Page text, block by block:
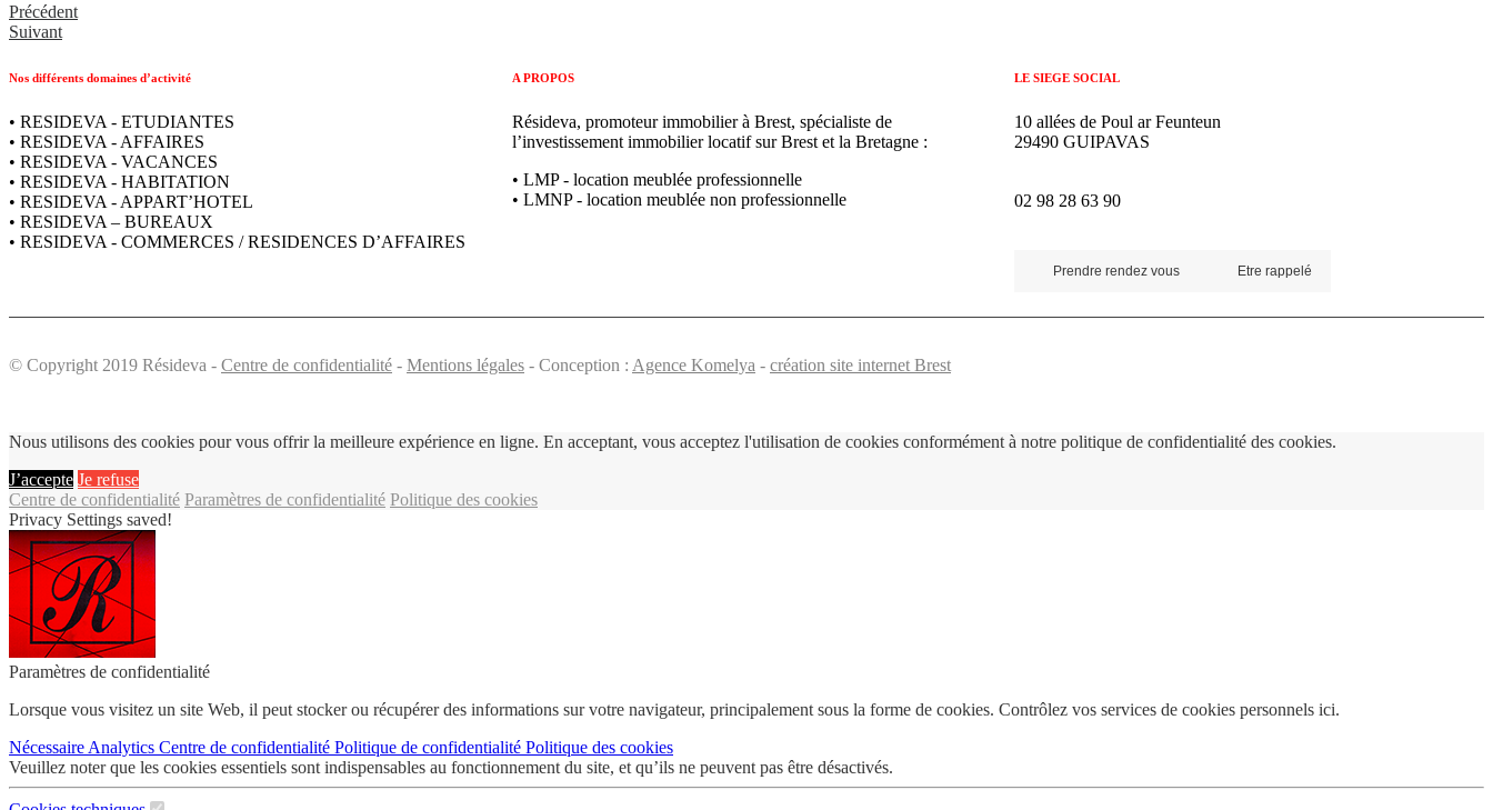
Précédent
Suivant
Nos différents domaines d’activité
• RESIDEVA - ETUDIANTES
• RESIDEVA - AFFAIRES
• RESIDEVA - VACANCES
• RESIDEVA - HABITATION
• RESIDEVA - APPART’HOTEL
• RESIDEVA – BUREAUX
• RESIDEVA - COMMERCES / RESIDENCES D’AFFAIRES
A PROPOS
Résideva, promoteur immobilier à Brest, spécialiste de
l’investissement immobilier locatif sur Brest et la Bretagne :
• LMP - location meublée professionnelle
• LMNP - location meublée non professionnelle
LE SIEGE SOCIAL
10 allées de Poul ar Feunteun
29490 GUIPAVAS
02 98 28 63 90
Prendre rendez vous Etre rappelé
© Copyright 2019 Résideva - Centre de confidentialité - Mentions légales - Conception : Agence Komelya - création site internet Brest
Nous utilisons des cookies pour vous offrir la meilleure expérience en ligne. En acceptant, vous acceptez l'utilisation de cookies conformément à notre politique de confidentialité des cookies.
J’accepte Je refuse
Centre de confidentialité Paramètres de confidentialité Politique des cookies
Privacy Settings saved!
Paramètres de confidentialité
Lorsque vous visitez un site Web, il peut stocker ou récupérer des informations sur votre navigateur, principalement sous la forme de cookies. Contrôlez vos services de cookies personnels ici.
Nécessaire Analytics Centre de confidentialité Politique de confidentialité Politique des cookies
Veuillez noter que les cookies essentiels sont indispensables au fonctionnement du site, et qu’ils ne peuvent pas être désactivés.